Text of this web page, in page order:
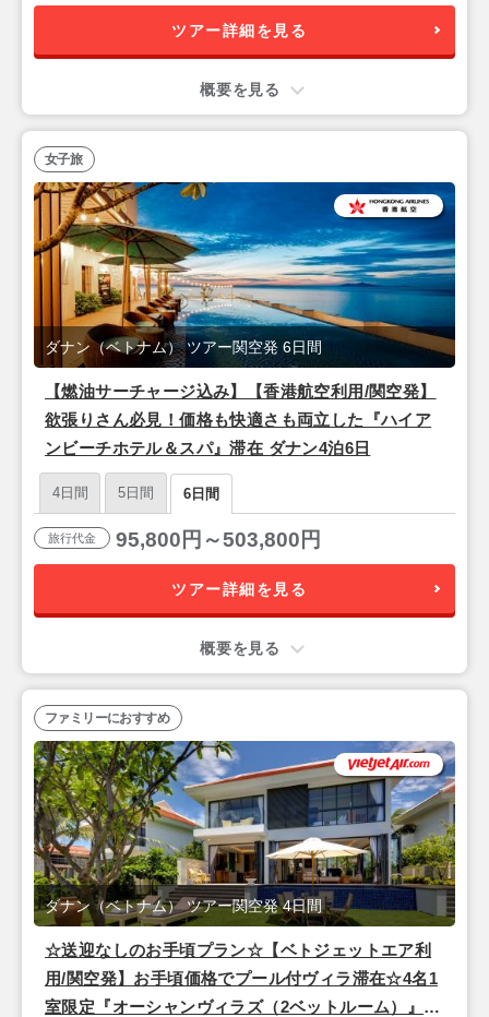
ツアー詳細を見る
概要を見る
【燃油サーチャージ込み】【香港航空利用/関空発】
欲張りさん必見！価格も快適さも両立した『ハイア
ンビーチホテル＆スパ』滞在 ダナン4泊6日
ダナン（ベトナム） ツアー関空発 6日間
女子旅
4日間 5日間 6日間
旅行代金 95,800円～503,800円
ツアー詳細を見る
概要を見る
☆送迎なしのお手頃プラン☆【ベトジェットエア利
用/関空発】お手頃価格でプール付ヴィラ滞在☆4名1
室限定『オーシャンヴィラズ（2ベットルーム）』宿
ダナン（ベトナム） ツアー関空発 4日間
ファミリーにおすすめ